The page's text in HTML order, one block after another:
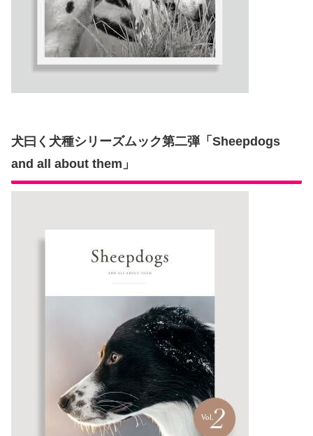
犬曰く犬種シリーズムック第二弾「Sheepdogs
and all about them」